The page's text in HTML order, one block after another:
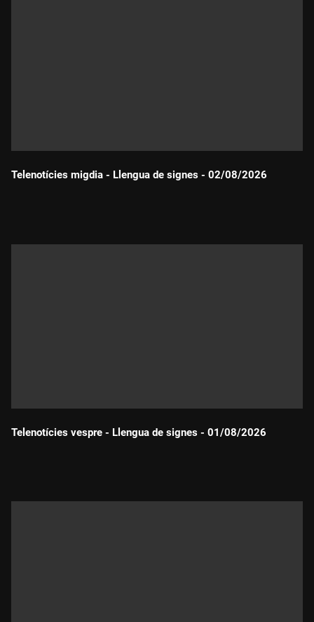
Telenotícies migdia - Llengua de signes - 02/08/2026
Telenotícies vespre - Llengua de signes - 01/08/2026